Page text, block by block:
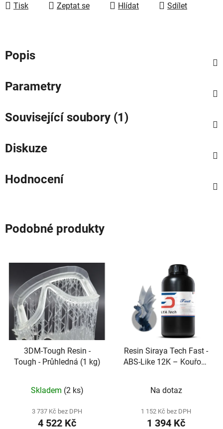
Tisk Zeptat se Hlídat Sdílet
Popis
Parametry
Související soubory (1)
Diskuze
Hodnocení
Podobné produkty
3DM-Tough Resin -
Tough - Průhledná (1 kg)
Skladem (2 ks)
3 737 Kč bez DPH
4 522 Kč
Resin Siraya Tech Fast -
ABS-Like 12K – Kouřově
Na dotaz
1 152 Kč bez DPH
1 394 Kč